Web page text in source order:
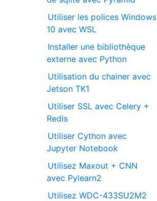
Utiliser les polices Windows
10 avec WSL
Installer une bibliothèque
externe avec Python
Utilisation du chainer avec
Jetson TK1
Utiliser SSL avec Celery +
Redis
Utiliser Cython avec
Jupyter Notebook
Utilisez Maxout + CNN
avec Pylearn2
Utilisez WDC-433SU2M2